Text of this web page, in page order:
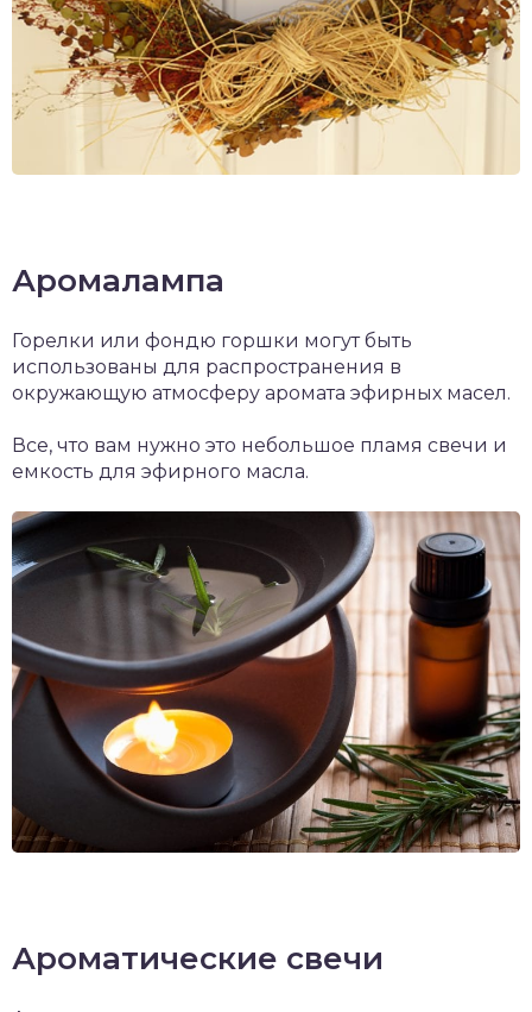
Аромалампа
Горелки или фондю горшки могут быть
использованы для распространения в
окружающую атмосферу аромата эфирных масел.
Все, что вам нужно это небольшое пламя свечи и
емкость для эфирного масла.
Ароматические свечи